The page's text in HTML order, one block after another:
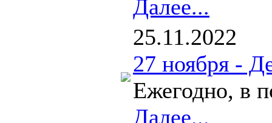
Далее...
25.11.2022
27 ноября -
Ежегодно, в
Далее...